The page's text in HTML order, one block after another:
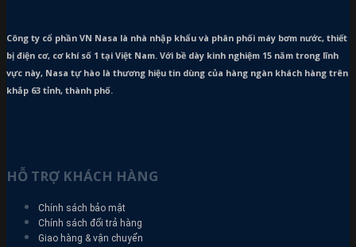
Công ty cổ phần VN Nasa là nhà nhập khẩu và phân phối máy bơm nước, thiết
bị điện cơ, cơ khí số 1 tại Việt Nam. Với bề dày kinh nghiệm 15 năm trong lĩnh
vực này, Nasa tự hào là thương hiệu tin dùng của hàng ngàn khách hàng trên
khắp 63 tỉnh, thành phố.
HỖ TRỢ KHÁCH HÀNG
Chính sách bảo mật
Chính sách đổi trả hàng
Giao hàng & vận chuyển